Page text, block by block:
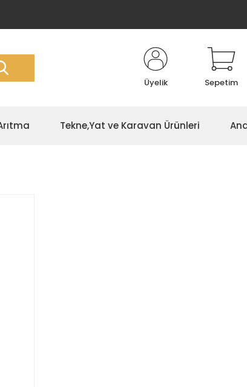
Üyelik Sepetim
Tekne,Yat ve Karavan Ürünleri